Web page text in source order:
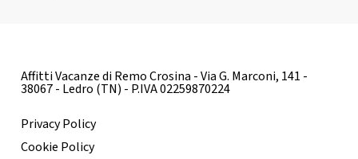
Affitti Vacanze di Remo Crosina - Via G. Marconi, 141 -
38067 - Ledro (TN) - P.IVA 02259870224
Privacy Policy
Cookie Policy